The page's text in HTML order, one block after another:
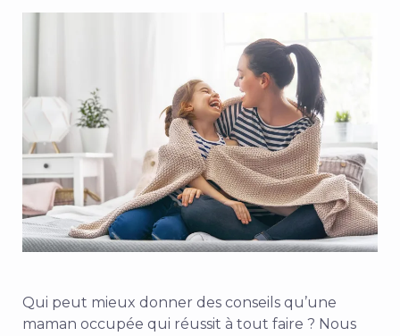
Qui peut mieux donner des conseils qu’une
maman occupée qui réussit à tout faire ? Nous